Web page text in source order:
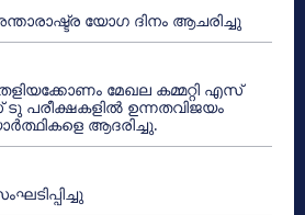
യോഗ ദിനം ആചരിച്ചു
മേഖല കമ്മറ്റി എസ്
ഉന്നതവിജയം
ആദരിച്ചു.